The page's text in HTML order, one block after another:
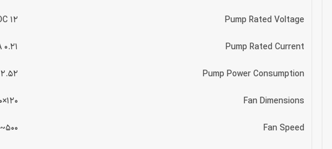
Pump Rated Voltage
12 VDC
Pump Rated Current
0.21 A
Pump Power Consumption
2.52 W
Fan Dimensions
120×120×25 mm(L×W×H)
Fan Speed
500~2250RPM±10%